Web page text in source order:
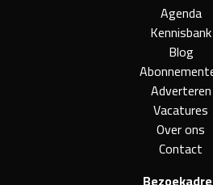
Agenda
Kennisbank
Blog
Adverteren
Vacatures
Over ons
Contact